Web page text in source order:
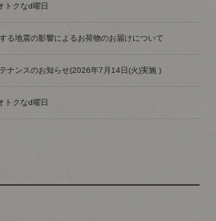
トクなd曜日
る地震の影響によるお荷物のお届けについて
ナンスのお知らせ(2026年7月14日(火)実施 )
トクなd曜日